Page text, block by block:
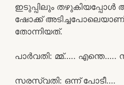
ഇടുപ്പിലും
ഷോക്ക്
തോന്നിയത്.
പാർവതി: മ്മ്….. എന്തെ…..
സരസ്വതി: ഒന്ന് പോടീ….